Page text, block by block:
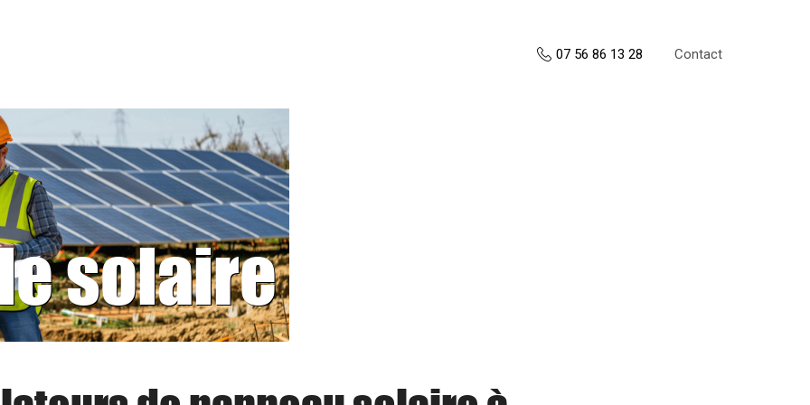
07 56 86 13 28 Contact
solaire